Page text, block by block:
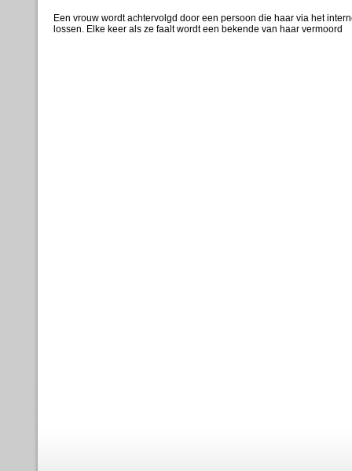
Een vrouw wordt achtervolgd door een persoon die haar via het
lossen. Elke keer als ze faalt wordt een bekende van haar vermoord